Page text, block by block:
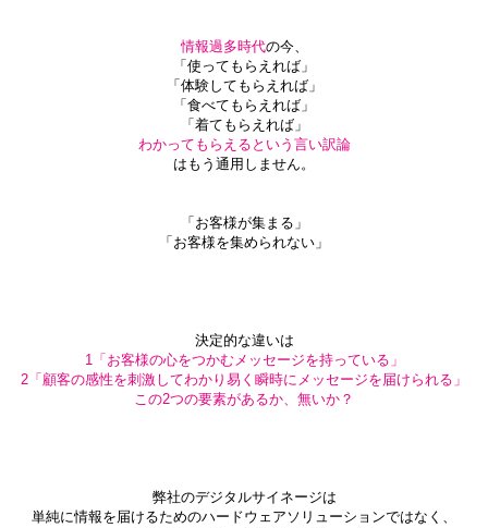
情報過多時代の今、
「使ってもらえれば」
「体験してもらえれば」
「食べてもらえれば」
「着てもらえれば」
わかってもらえるという言い訳論
はもう通用しません。
「お客様が集まる」
「お客様を集められない」
決定的な違いは
1「お客様の心をつかむメッセージを持っている」
2「顧客の感性を刺激してわかり易く瞬時にメッセージを届けられる」
この2つの要素があるか、無いか？
弊社のデジタルサイネージは
単純に情報を届けるためのハードウェアソリューションではなく、